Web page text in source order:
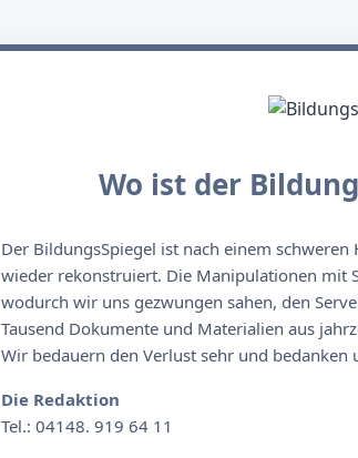
Wo ist der
Der BildungsSpiegel ist nach einem
wieder rekonstruiert. Die Manipulationen mit
wodurch wir uns gezwungen sahen, den
Tausend Dokumente und Materialien aus
Wir bedauern den Verlust sehr und
Die Redaktion
Tel.: 04148. 919 64 11